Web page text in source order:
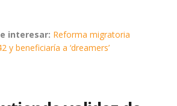
interesar: Reforma migratoria
y beneficiaría a ‘dreamers’